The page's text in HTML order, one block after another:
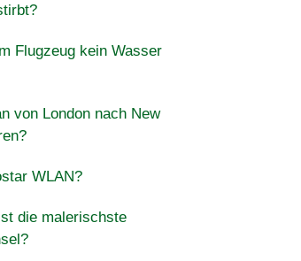
Flugzeug kein Wasser
von London nach New
WLAN?
die malerischste